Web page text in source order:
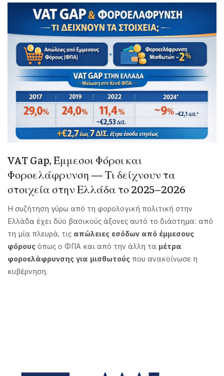
VAT Gap, Έμμεσοι Φόροι και
Φοροελάφρυνση — Τι δείχνουν τα
στοιχεία στην Ελλάδα το 2025–2026
Η συζήτηση γύρω από τη φορολογική πολιτική στην
Ελλάδα έχει δύο βασικούς άξονες αυτό το διάστημα: από
τη μία πλευρά, τις απώλειες εσόδων από έμμεσους
φόρους όπως ο ΦΠΑ και από την άλλη τα μέτρα
φοροελάφρυνσης για μισθωτούς που ανακοίνωσε η
κυβέρνηση.